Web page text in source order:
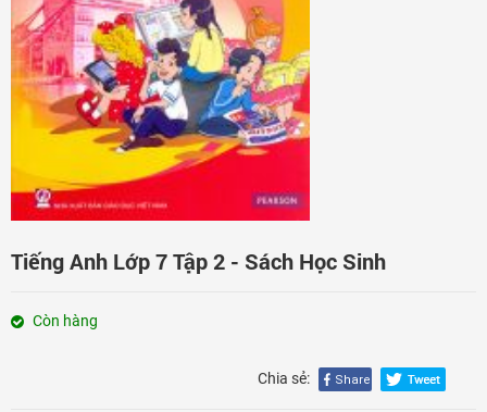
Tin tức
Liên hệ
Đăng nhập
Tiếng Anh Lớp 7 Tập 2 - Sách Học Sinh
Còn hàng
Chia sẻ: